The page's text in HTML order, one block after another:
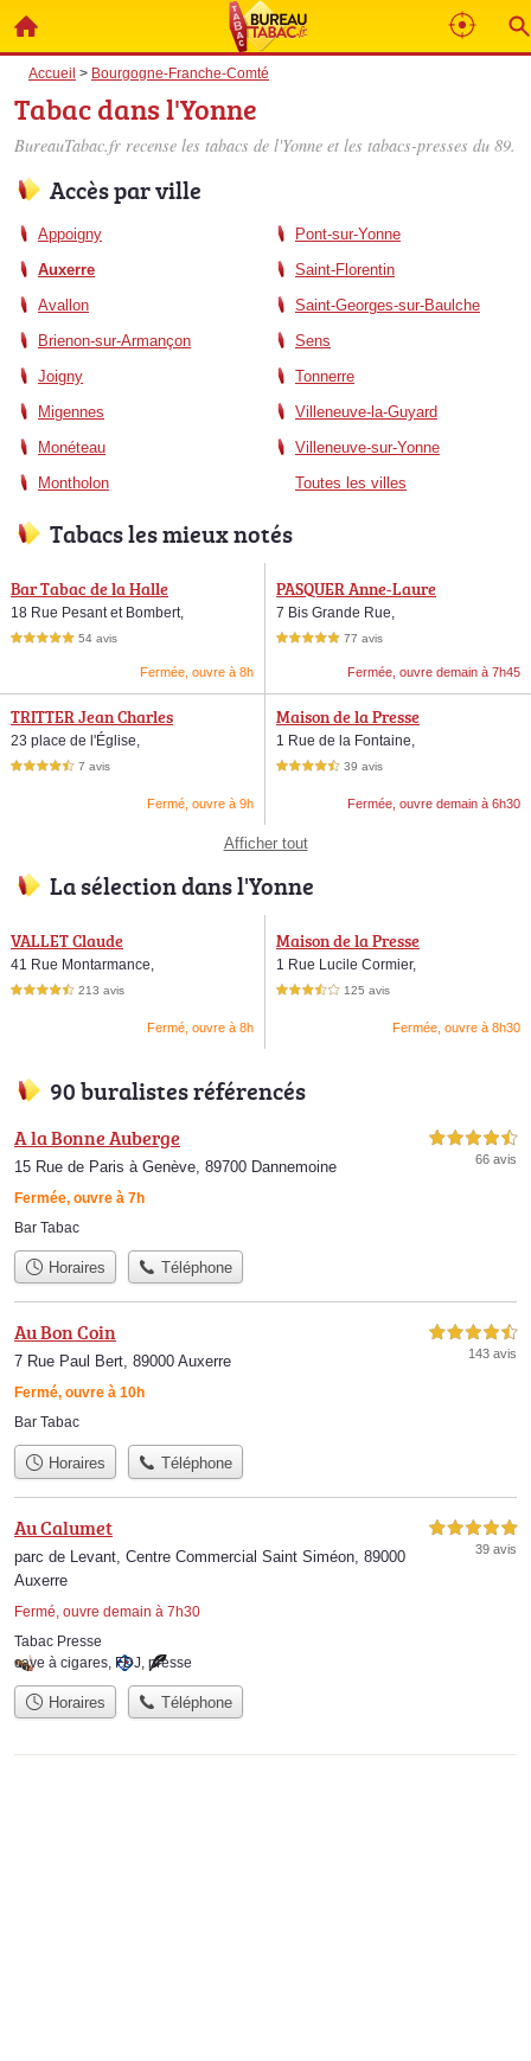
Accueil > Bourgogne-Franche-Comté
Tabac dans l'Yonne
BureauTabac.fr recense les tabacs de l'Yonne et les tabacs-presses du 89.
Accès par ville
Appoigny
Auxerre
Avallon
Brienon-sur-Armançon
Joigny
Migennes
Monéteau
Montholon
Pont-sur-Yonne
Saint-Florentin
Saint-Georges-sur-Baulche
Sens
Tonnerre
Villeneuve-la-Guyard
Villeneuve-sur-Yonne
Toutes les villes
Tabacs les mieux notés
Bar Tabac de la Halle
18 Rue Pesant et Bombert,
5,0 étoiles sur 5 54 avis
Fermée, ouvre à 8h
PASQUER Anne-Laure
7 Bis Grande Rue,
5,0 étoiles sur 5 77 avis
Fermée, ouvre demain à 7h45
TRITTER Jean Charles
23 place de l'Église,
4,5 étoiles sur 5 7 avis
Fermé, ouvre à 9h
Maison de la Presse
1 Rue de la Fontaine,
4,5 étoiles sur 5 39 avis
Fermée, ouvre demain à 6h30
Afficher tout
La sélection dans l'Yonne
VALLET Claude
41 Rue Montarmance,
4,5 étoiles sur 5 213 avis
Fermé, ouvre à 8h
Maison de la Presse
1 Rue Lucile Cormier,
3,5 étoiles sur 5 125 avis
Fermée, ouvre à 8h30
90 buralistes référencés
A la Bonne Auberge
15 Rue de Paris à Genève, 89700 Dannemoine
Fermée, ouvre à 7h
4,5 étoiles sur 5
66 avis
Bar Tabac
Horaires Téléphone
Au Bon Coin
7 Rue Paul Bert, 89000 Auxerre
Fermé, ouvre à 10h
4,5 étoiles sur 5
143 avis
Bar Tabac
Horaires Téléphone
Au Calumet
parc de Levant, Centre Commercial Saint Siméon, 89000
Auxerre
Fermé, ouvre demain à 7h30
5,0 étoiles sur 5
39 avis
Tabac Presse
cave à cigares FDJ presse
Horaires Téléphone